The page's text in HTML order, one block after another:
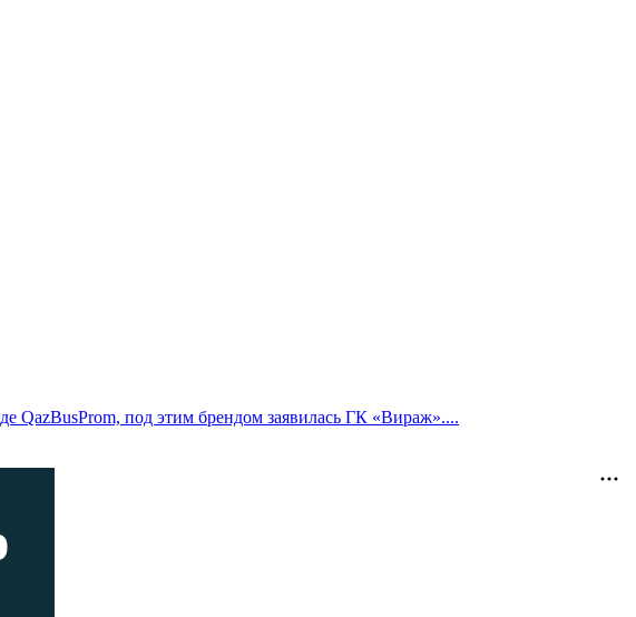
QazBusProm, под этим брендом заявилась ГК «Вираж»....